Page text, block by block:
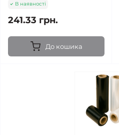
В наявності
241.33 грн.
До кошика